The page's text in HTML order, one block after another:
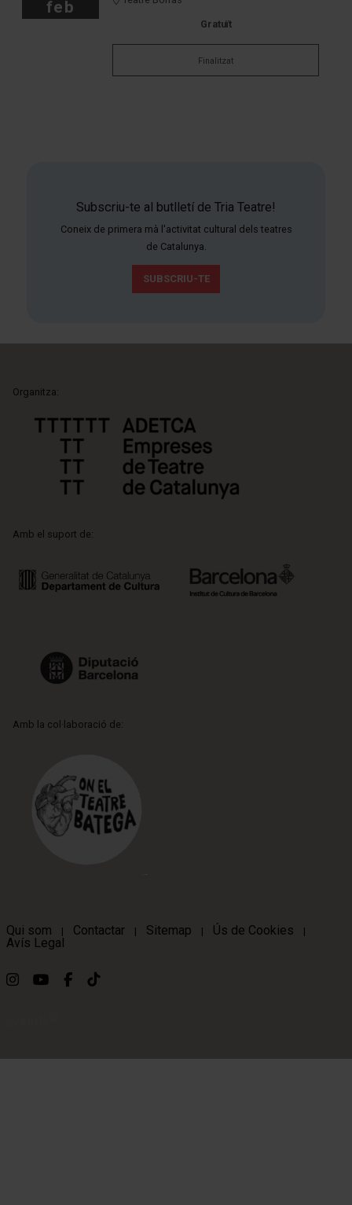
feb
Gratuït
Finalitzat
Subscriu-te al butlletí de Tria Teatre!
Coneix de primera mà l'activitat cultural dels teatres
de Catalunya.
SUBSCRIU-TE
Organitza:
Amb el suport de:
Amb la col·laboració de:
Qui som | Contactar | Sitemap | Ús de Cookies |
Avís Legal
Link a instagram
Link a youtube
Link a facebook
Link a ticktok